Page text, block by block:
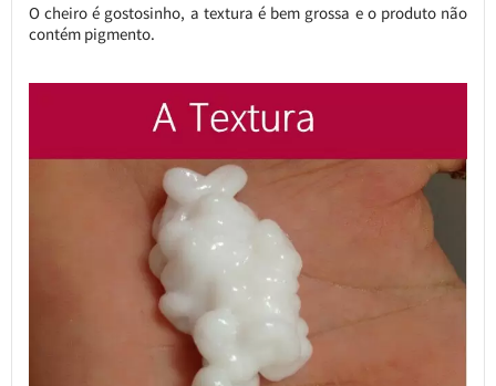
O cheiro é gostosinho, a textura é bem grossa e o produto não
contém pigmento.